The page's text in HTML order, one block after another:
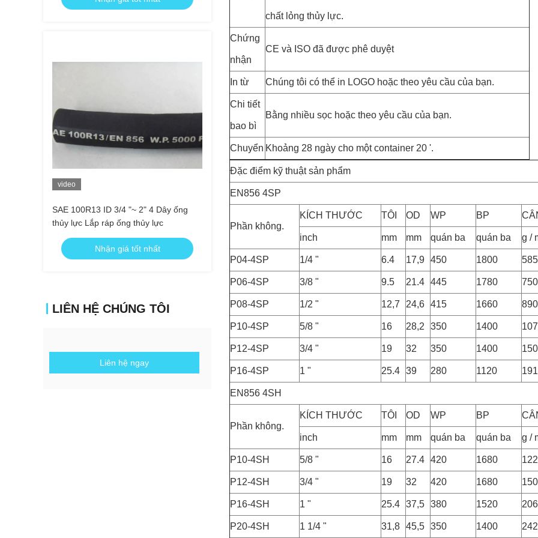
video
SAE 100R13 ID 3/4 "~ 2" 4 Dây ống
thủy lực Lắp ráp ống thủy lực
Nhận giá tốt nhất
LIÊN HỆ CHÚNG TÔI
Liên hệ ngay
chất lỏng thủy lực.
Chứng
nhận
CE và ISO đã được phê duyệt
In từ Chúng tôi có thể in LOGO hoặc theo yêu cầu của bạn.
Chi tiết
bao bì
Bằng nhiều sọc hoặc theo yêu cầu của bạn.
Chuyển Khoảng 28 ngày cho một container 20 '.
Đặc điểm kỹ thuật sản phẩm
EN856 4SP
Phần không.
KÍCH THƯỚC TÔI OD WP BP
inch mm mm quán ba quán ba g /
P04-4SP 1/4 " 6.4 17,9 450 1800 585
P06-4SP 3/8 " 9.5 21.4 445 1780 750
P08-4SP 1/2 " 12,7 24,6 415 1660 890
P10-4SP 5/8 " 16 28,2 350 1400
P12-4SP 3/4 " 19 32 350 1400
P16-4SP 1 " 25.4 39 280 1120
EN856 4SH
Phần không.
KÍCH THƯỚC TÔI OD WP BP
inch mm mm quán ba quán ba g /
P10-4SH 5/8 " 16 27.4 420 1680
P12-4SH 3/4 " 19 32 420 1680
P16-4SH 1 " 25.4 37,5 380 1520
P20-4SH 1 1/4 " 31,8 45,5 350 1400